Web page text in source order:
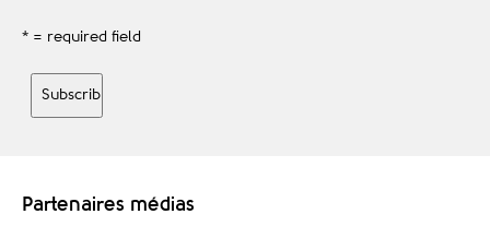
* = required field
Partenaires médias